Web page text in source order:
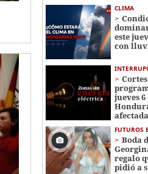
CLIMA
este
con
jueves 6
FUTUROS
Boda
regalo
pidió a